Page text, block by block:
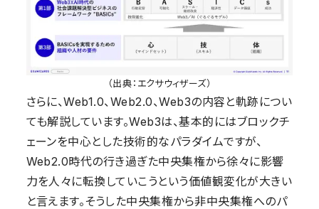
（出典：エクサウィザーズ）
さらに、Web1.0、Web2.0、Web3の内容と軌跡につい
ても解説しています。Web3は、基本的にはブロックチ
ェーンを中心とした技術的なパラダイムですが、
Web2.0時代の行き過ぎた中央集権から徐々に影響
力を人々に転換していこうという価値観変化が大きい
と言えます。そうした中央集権から非中央集権へのパ